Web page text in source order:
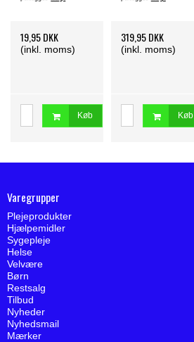
19,95 DKK
(inkl. moms)
Køb
319,95 DKK
(inkl. moms)
Køb
Varegrupper
Plejeprodukter
Hjælpemidler
Sygepleje
Helse
Velvære
Børn
Restsalg
Tilbud
Nyheder
Nyhedsmail
Mærker